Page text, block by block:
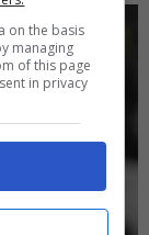
on the basis
managing
of this page
in privacy